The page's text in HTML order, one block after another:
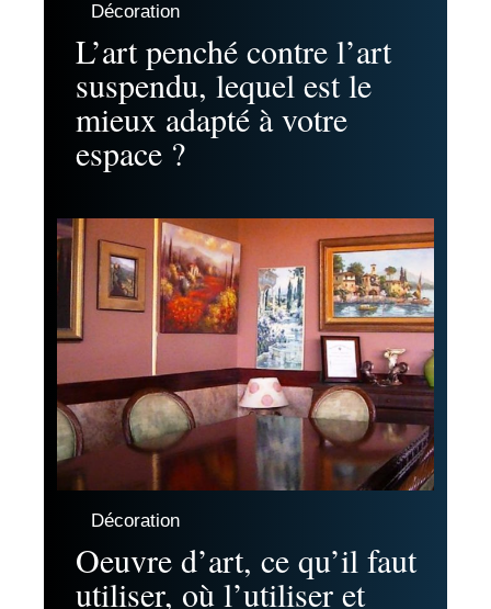
Décoration
L’art penché contre l’art
suspendu, lequel est le
mieux adapté à votre
espace ?
Décoration
Oeuvre d’art, ce qu’il faut
utiliser, où l’utiliser et